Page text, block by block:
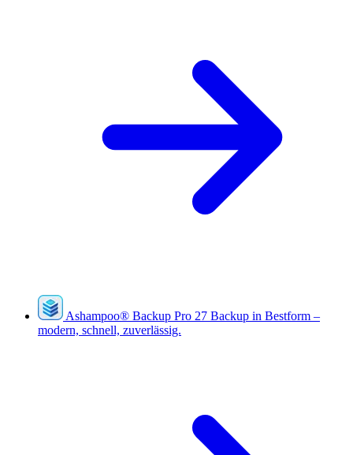
Ashampoo® Backup Pro 27 Backup in Bestform –
modern, schnell, zuverlässig.